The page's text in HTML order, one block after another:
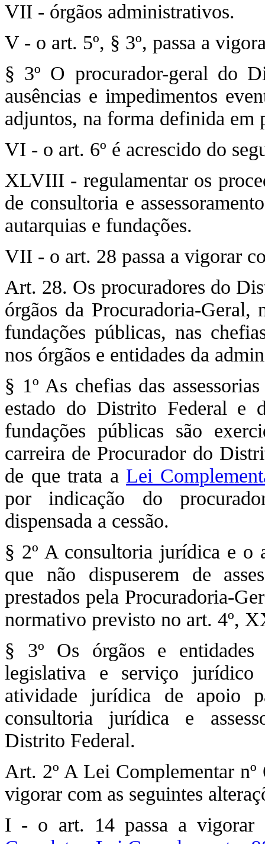
VII - órgãos administrativos.
V - o art. 5º, § 3º, passa a
§ 3º O procurador-geral do
ausências e impedimentos
adjuntos, na forma definida em
VI - o art. 6º é acrescido do
XLVIII - regulamentar os
de consultoria e
autarquias e fundações.
VII - o art. 28 passa a vigorar
Art. 28. Os procuradores do
órgãos da Procuradoria-Geral,
fundações públicas, nas
nos órgãos e entidades da
§ 1º As chefias das
estado do Distrito Federal e
fundações públicas são
carreira de Procurador do
de que trata a Lei
por indicação do
dispensada a cessão.
§ 2º A consultoria jurídica e o
que não dispuserem de
prestados pela Procuradoria-
normativo previsto no art. 4º,
§ 3º Os órgãos e entidades
legislativa e serviço jurídico
atividade jurídica de apoio
consultoria jurídica e
Distrito Federal.
Art. 2º A Lei Complementar
vigorar com as seguintes
I - o art. 14 passa a vigorar